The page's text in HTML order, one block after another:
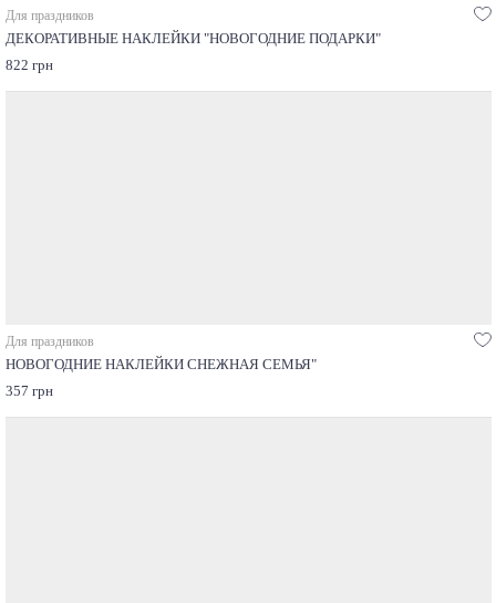
Для праздников
ДЕКОРАТИВНЫЕ НАКЛЕЙКИ "НОВОГОДНИЕ ПОДАРКИ"
822 грн
Для праздников
НОВОГОДНИЕ НАКЛЕЙКИ СНЕЖНАЯ СЕМЬЯ"
357 грн